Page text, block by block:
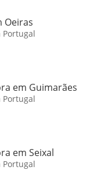
Oeiras
em Guimarães
em Seixal